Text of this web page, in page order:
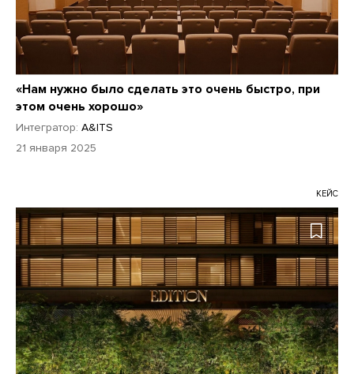
«Нам нужно было сделать это очень быстро, при
этом очень хорошо»
Интегратор: A&ITS
21 января 2025
КЕЙС